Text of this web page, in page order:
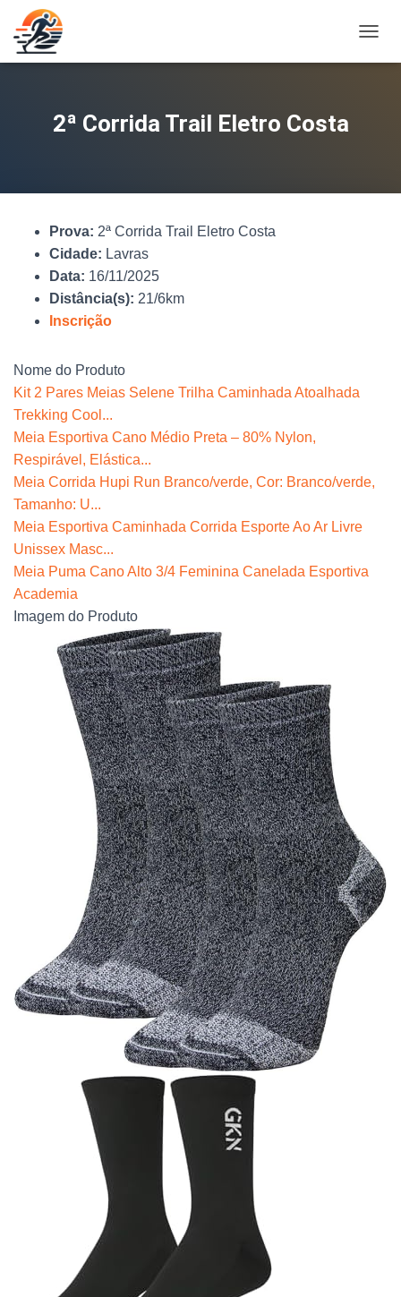
L
2ª Corrida Trail Eletro Costa
Prova: 2ª Corrida Trail Eletro Costa
Cidade: Lavras
Data: 16/11/2025
Distância(s): 21/6km
Inscrição
Nome do Produto
Kit 2 Pares Meias Selene Trilha Caminhada Atoalhada
Trekking Cool...
Meia Esportiva Cano Médio Preta – 80% Nylon,
Respirável, Elástica...
Meia Corrida Hupi Run Branco/verde, Cor: Branco/verde,
Tamanho: U...
Meia Esportiva Caminhada Corrida Esporte Ao Ar Livre
Unissex Masc...
Meia Puma Cano Alto 3/4 Feminina Canelada Esportiva
Academia
Imagem do Produto